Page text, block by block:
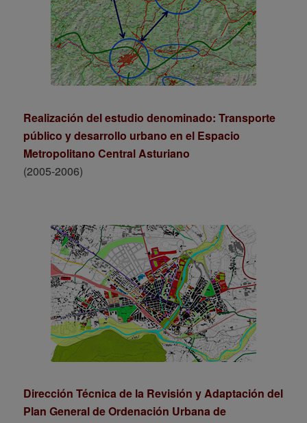
Realización del estudio denominado: Transporte
público y desarrollo urbano en el Espacio
Metropolitano Central Asturiano
(2005-2006)
Dirección Técnica de la Revisión y Adaptación del
Plan General de Ordenación Urbana de